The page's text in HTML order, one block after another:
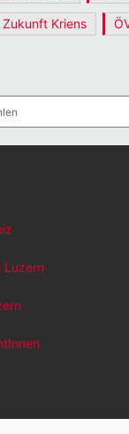
Zukunft Kriens
Luzern